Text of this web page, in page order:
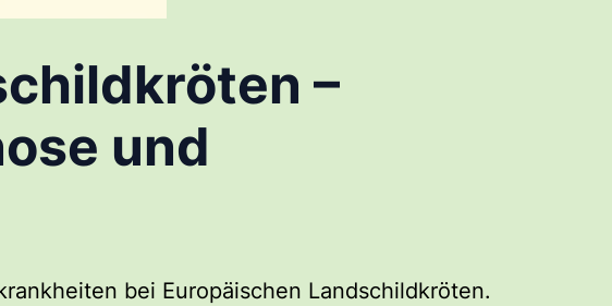
–
und
bei Europäischen Landschildkröten.